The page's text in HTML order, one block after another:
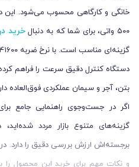
خانگی و کارگاهی محسوب می‌شود. این
۵۰۰ واتی، برای شما که به دنبال
خرید
دستگاه کنترل دقیق سرعت را فراهم
بتن، آجر و سیمان عملکردی فوق‌العاده
اگر در جست‌وجوی راهنمایی جامع
برجسته‌اش ارزش بررسی دقیق را دارد. در
و نکات مهم برای خرید این محصول را